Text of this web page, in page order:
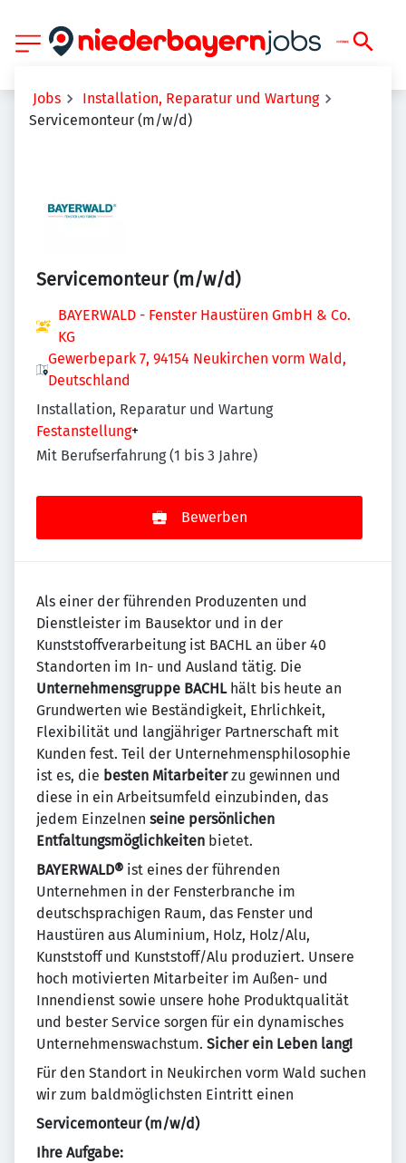
Jobs
Installation, Reparatur und Wartung
Servicemonteur (m/w/d)
Servicemonteur (m/w/d)
BAYERWALD - Fenster Haustüren GmbH & Co.
KG
Gewerbepark 7, 94154 Neukirchen vorm Wald,
Deutschland
Installation, Reparatur und Wartung
Festanstellung+
Mit Berufserfahrung (1 bis 3 Jahre)
Bewerben
Als einer der führenden Produzenten und
Dienstleister im Bausektor und in der
Kunststoffverarbeitung ist BACHL an über 40
Standorten im In- und Ausland tätig. Die
Unternehmensgruppe BACHLhält bis heute an
Grundwerten wie Beständigkeit, Ehrlichkeit,
Flexibilität und langjähriger Partnerschaft mit
Kunden fest. Teil der Unternehmensphilosophie
ist es, die besten Mitarbeiterzu gewinnen und
diese in ein Arbeitsumfeld einzubinden, das
jedem Einzelnen seine persönlichen
Entfaltungsmöglichkeiten bietet.
BAYERWALD® ist eines der führenden
Unternehmen in der Fensterbranche im
deutschsprachigen Raum, das Fenster und
Haustüren aus Aluminium, Holz, Holz/Alu,
Kunststoff und Kunststoff/Alu produziert. Unsere
hoch motivierten Mitarbeiter im Außen- und
Innendienst sowie unsere hohe Produktqualität
und bester Service sorgen für ein dynamisches
Unternehmenswachstum. Sicher ein Leben lang!
Für den Standort in Neukirchen vorm Wald suchen
wir zum baldmöglichsten Eintritt einen
Servicemonteur (m/w/d)
Ihre Aufgabe: